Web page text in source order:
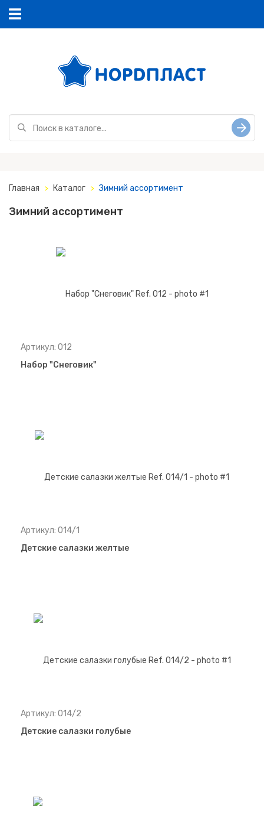
Главная Каталог Зимний ассортимент
Зимний ассортимент
Артикул: 012
Набор "Снеговик"
Артикул: 014/1
Детские салазки желтые
Артикул: 014/2
Детские салазки голубые